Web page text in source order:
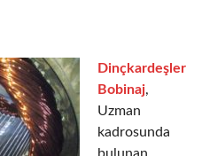
Dinçkardeşler
Bobinaj,
Uzman
kadrosunda
bulunan